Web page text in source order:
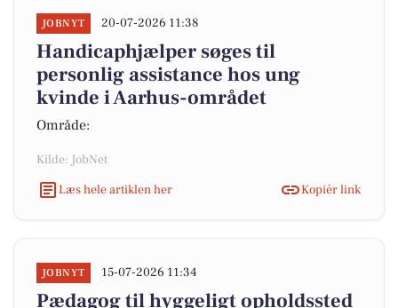
JOBNYT 20-07-2026 11:38
Handicaphjælper søges til
personlig assistance hos ung
kvinde i Aarhus-området
Område:
Kilde: JobNet
Læs hele artiklen her
Kopiér link
JOBNYT 15-07-2026 11:34
Pædagog til hyggeligt opholdssted